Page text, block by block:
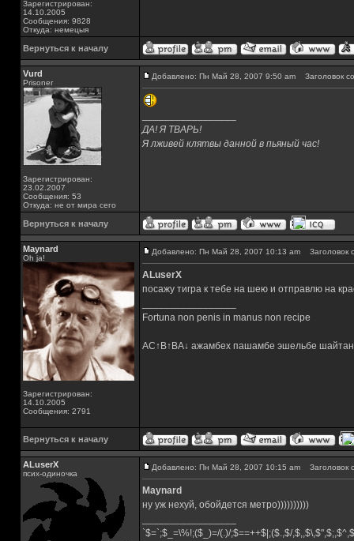
Зарегистрирован:
14.10.2005
Сообщения: 9828
Откуда: немецыя
Вернуться к началу
Vurd
Prisoner
Зарегистрирован:
23.02.2007
Сообщения: 53
Откуда: не от мира сего
Добавлено: Пн Май 28, 2007 9:50 am Заголовок
ДА! Я ТВАРЬ!
Я лживей клятвы данной в пьяный час!
Вернуться к началу
Maynard
Oh ja!
Зарегистрирован:
14.10.2005
Сообщения: 2791
Добавлено: Пн Май 28, 2007 10:13 am Заголовок
ALuserX
посажу тигра к тебе на шею и отправлю на
Fortuna non penis in manus non recipe
AC↑B↑BA↓ ажамбех пашамбе эшельбе
Вернуться к началу
ALuserX
псих-одиночка
Добавлено: Пн Май 28, 2007 10:15 am Заголовок
Maynard
ну уж нехуй, обойдется метро))))))))))
`$=`;$_=\%!;($_)=/(.)/;$==++$|;($.,$/